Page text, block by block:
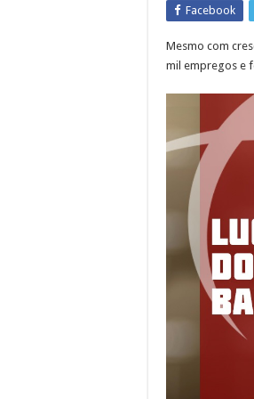
Facebook
Mesmo com
mil empregos e